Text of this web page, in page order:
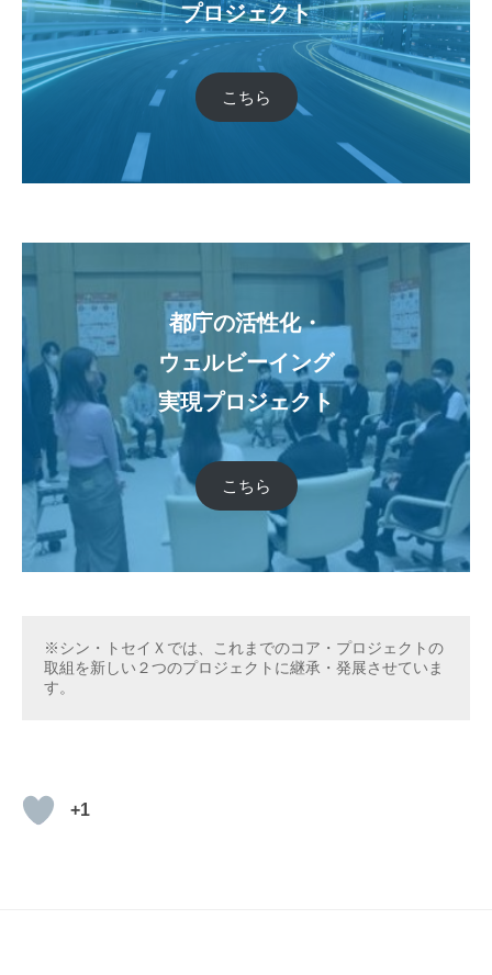
プロジェクト
こちら
都庁の活性化・
ウェルビーイング
実現プロジェクト
こちら
※シン・トセイＸでは、これまでのコア・プロジェクトの
取組を新しい２つのプロジェクトに継承・発展させていま
す。
+1